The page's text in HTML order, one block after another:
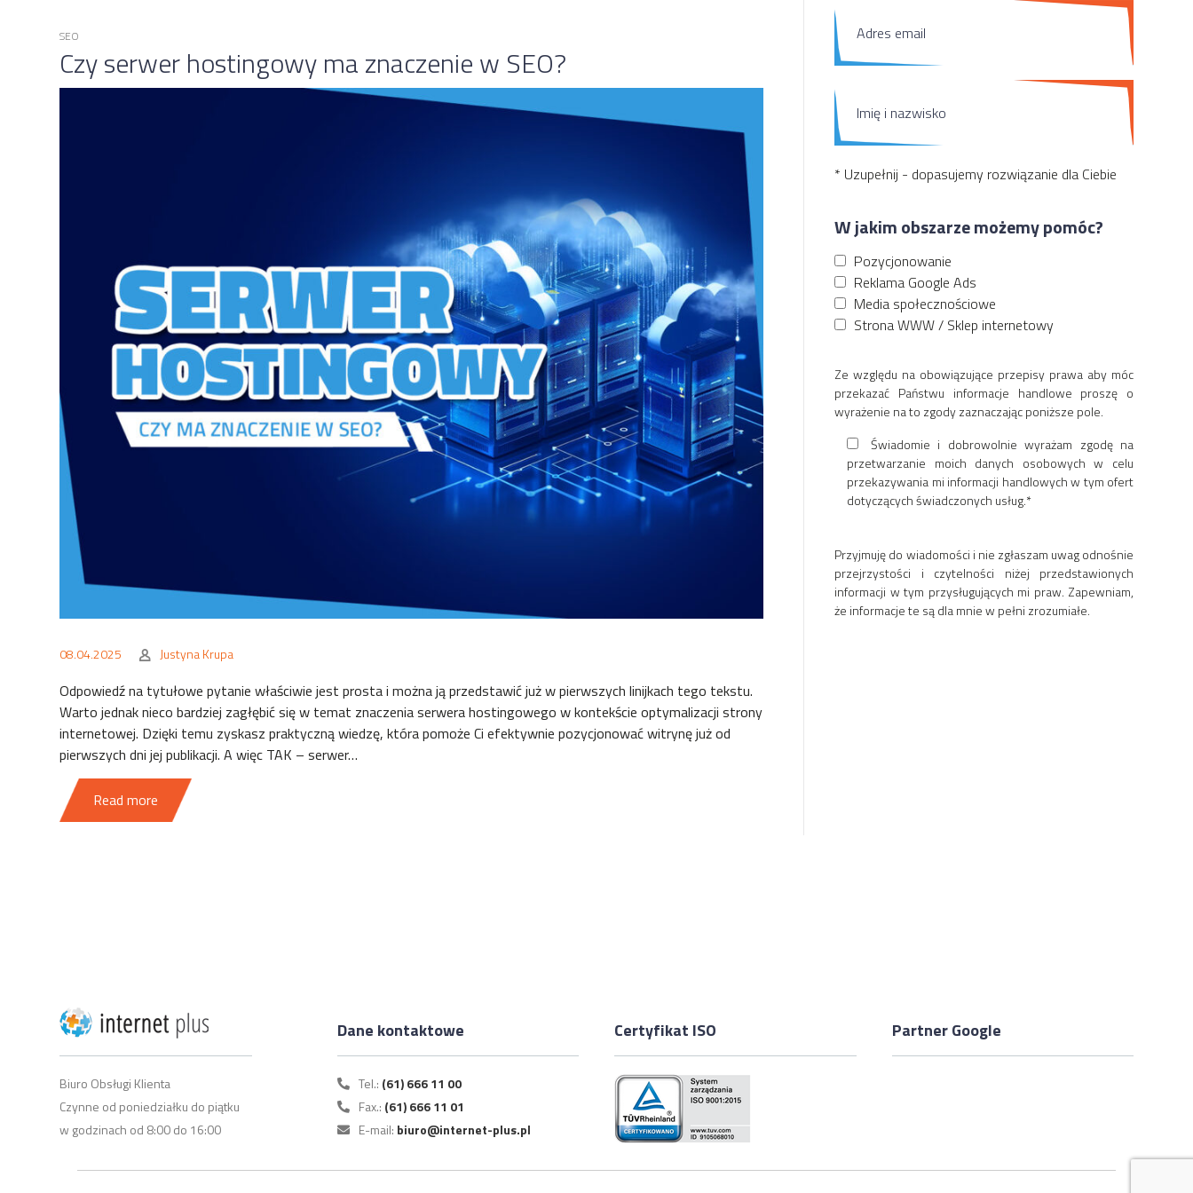
SEO
Czy serwer hostingowy ma znaczenie w SEO?
08.04.2025 Justyna Krupa
Odpowiedź na tytułowe pytanie właściwie jest prosta i można ją przedstawić już w pierwszych linijkach tego tekstu.
Warto jednak nieco bardziej zagłębić się w temat znaczenia serwera hostingowego w kontekście optymalizacji strony
internetowej. Dzięki temu zyskasz praktyczną wiedzę, która pomoże Ci efektywnie pozycjonować witrynę już od
pierwszych dni jej publikacji. A więc TAK – serwer…
Read more
* Uzupełnij - dopasujemy rozwiązanie dla Ciebie
W jakim obszarze możemy pomóc?
Pozycjonowanie
Reklama Google Ads
Media społecznościowe
Strona WWW / Sklep internetowy
Ze względu na obowiązujące przepisy prawa aby móc
przekazać Państwu informacje handlowe proszę o
wyrażenie na to zgody zaznaczając poniższe pole.
Świadomie i dobrowolnie wyrażam zgodę na
przetwarzanie moich danych osobowych w celu
przekazywania mi informacji handlowych w tym ofert
dotyczących świadczonych usług.*
Przyjmuję do wiadomości i nie zgłaszam uwag odnośnie
przejrzystości i czytelności niżej przedstawionych
informacji w tym przysługujących mi praw. Zapewniam,
że informacje te są dla mnie w pełni zrozumiałe.
Biuro Obsługi Klienta
Czynne od poniedziałku do piątku
w godzinach od 8:00 do 16:00
Dane kontaktowe
Tel.: (61) 666 11 00
Fax.: (61) 666 11 01
E-mail: biuro@internet-plus.pl
Certyfikat ISO Partner Google